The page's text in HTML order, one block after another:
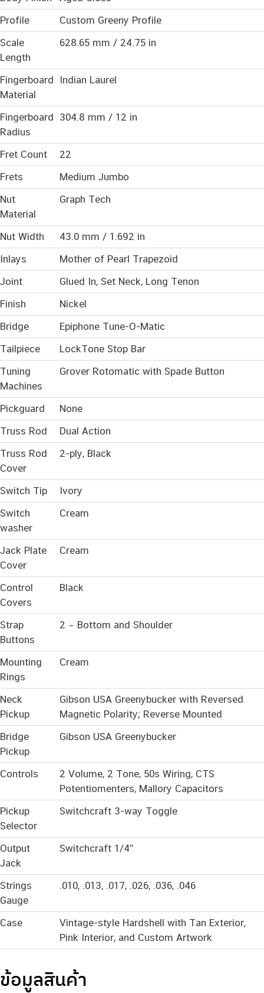
Profile
Custom Greeny Profile
Scale
Length
628.65 mm / 24.75 in
Fingerboard
Material
Indian Laurel
Fingerboard
Radius
304.8 mm / 12 in
Fret Count
22
Frets
Medium Jumbo
Nut
Material
Graph Tech
Nut Width
43.0 mm / 1.692 in
Inlays
Mother of Pearl Trapezoid
Joint
Glued In, Set Neck, Long Tenon
Finish
Nickel
Bridge
Epiphone Tune-O-Matic
Tailpiece
LockTone Stop Bar
Tuning
Machines
Grover Rotomatic with Spade Button
Pickguard
None
Truss Rod
Dual Action
Truss Rod
Cover
2-ply, Black
Switch Tip
Ivory
Switch
washer
Cream
Jack Plate
Cover
Cream
Control
Covers
Black
Strap
Buttons
2 – Bottom and Shoulder
Mounting
Rings
Cream
Neck
Pickup
Gibson USA Greenybucker with Reversed
Magnetic Polarity; Reverse Mounted
Bridge
Pickup
Gibson USA Greenybucker
Controls
2 Volume, 2 Tone, 50s Wiring, CTS
Potentiomenters, Mallory Capacitors
Pickup
Selector
Switchcraft 3-way Toggle
Output
Jack
Switchcraft 1/4″
Strings
Gauge
.010, .013, .017, .026, .036, .046
Case
Vintage-style Hardshell with Tan Exterior,
Pink Interior, and Custom Artwork
ข้อมูลสินค้า